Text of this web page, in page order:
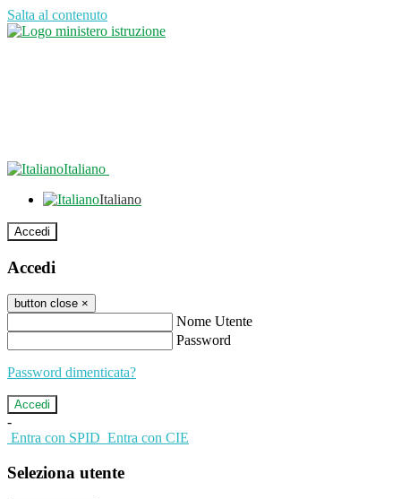
Salta al contenuto
Italiano
Italiano
Accedi
Accedi
button close ×
Nome Utente
Password
Password dimenticata?
-
Entra con SPID Entra con CIE
Seleziona utente